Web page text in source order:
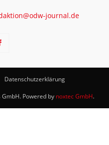
journal.de
Datenschutzerklärung
Powered by noxtec GmbH.